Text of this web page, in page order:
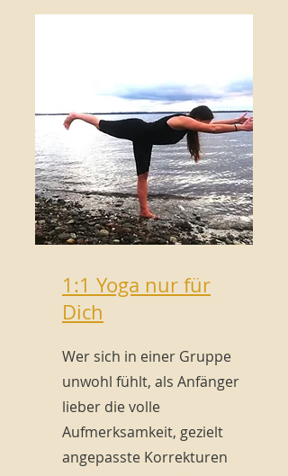
1:1 Yoga nur für
Dich
Wer sich in einer Gruppe
unwohl fühlt, als Anfänger
lieber die volle
Aufmerksamkeit, gezielt
angepasste Korrekturen